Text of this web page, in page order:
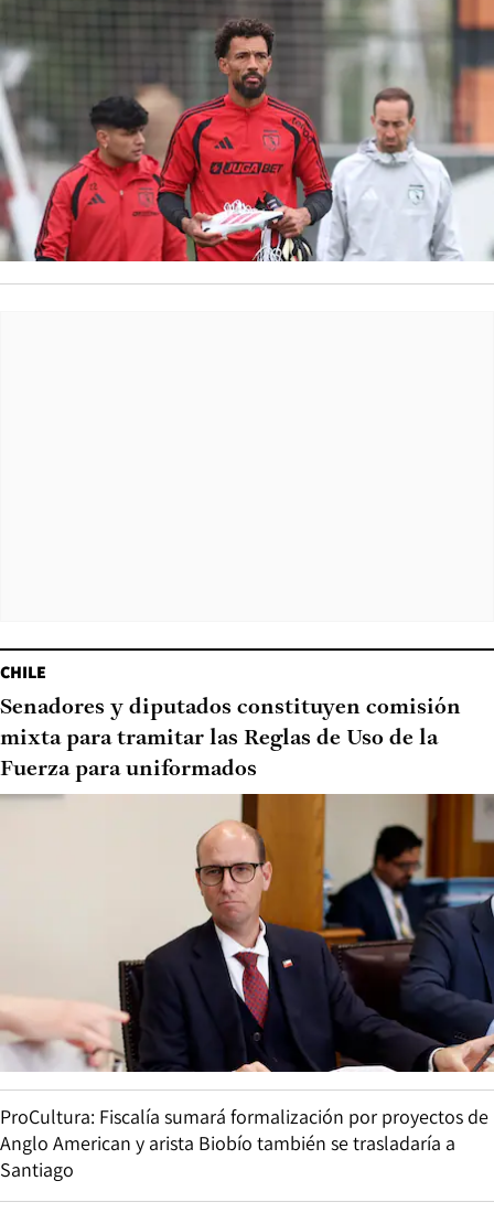
CHILE
Senadores y diputados constituyen comisión
mixta para tramitar las Reglas de Uso de la
Fuerza para uniformados
ProCultura: Fiscalía sumará formalización por proyectos de
Anglo American y arista Biobío también se trasladaría a
Santiago